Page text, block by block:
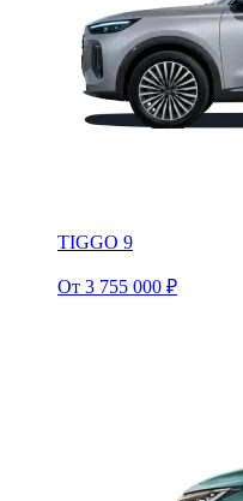
TIGGO 9
От 3 755 000 ₽